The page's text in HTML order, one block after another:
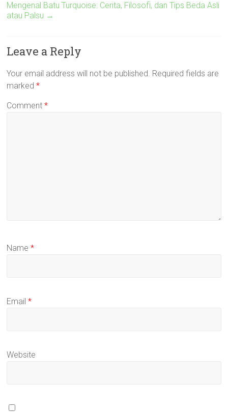
Mengenal Batu Turquoise: Cerita, Filosofi, dan Tips Beda Asli
atau Palsu →
Leave a Reply
Your email address will not be published. Required fields are
marked*
Comment*
Name*
Email*
Website